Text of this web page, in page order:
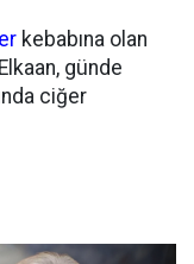
kebabına olan
günde
ciğer